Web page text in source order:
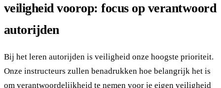
veiligheid voorop: focus op verantwoord
autorijden
Bij het leren autorijden is veiligheid onze hoogste prioriteit.
Onze instructeurs zullen benadrukken hoe belangrijk het is
om verantwoordelijkheid te nemen voor je eigen veiligheid